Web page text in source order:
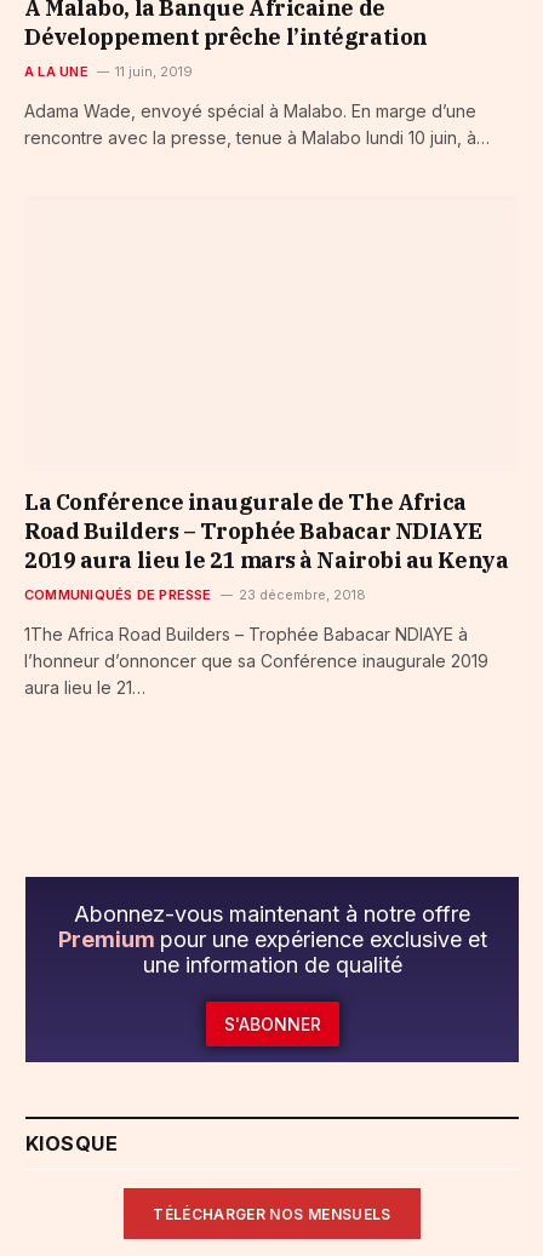
À Malabo, la Banque Africaine de
Développement prêche l’intégration
A LA UNE 11 juin, 2019
Adama Wade, envoyé spécial à Malabo. En marge d’une
rencontre avec la presse, tenue à Malabo lundi 10 juin, à…
La Conférence inaugurale de The Africa
Road Builders – Trophée Babacar NDIAYE
2019 aura lieu le 21 mars à Nairobi au Kenya
COMMUNIQUÉS DE PRESSE 23 décembre, 2018
1The Africa Road Builders – Trophée Babacar NDIAYE à
l’honneur d’onnoncer que sa Conférence inaugurale 2019
aura lieu le 21…
Abonnez-vous maintenant à notre offre
Premium pour une expérience exclusive et
une information de qualité
S'ABONNER
KIOSQUE
TÉLÉCHARGER NOS MENSUELS